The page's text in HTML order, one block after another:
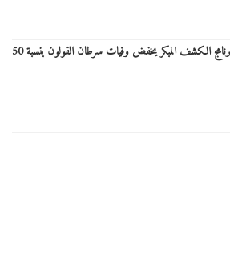
دراسة: برنامج الكشف المبكر يخفض وفيات سرطان القولون بنسبة 50